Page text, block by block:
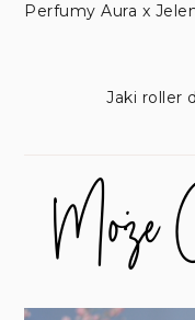
Perfumy Aura x
Jaki roller